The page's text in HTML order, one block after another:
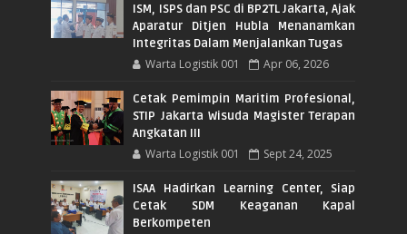
ISM, ISPS dan PSC di BP2TL Jakarta, Ajak
Aparatur Ditjen Hubla Menanamkan
Integritas Dalam Menjalankan Tugas
Warta Logistik 001 Apr 06, 2026
Cetak Pemimpin Maritim Profesional,
STIP Jakarta Wisuda Magister Terapan
Angkatan III
Warta Logistik 001 Sept 24, 2025
ISAA Hadirkan Learning Center, Siap
Cetak SDM Keaganan Kapal
Berkompeten